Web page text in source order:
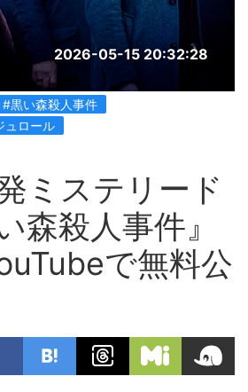
2026-05-15 20:32:28
#黒い森殺人事件
ュロール
ミステリード
森殺人事件』
で無料公